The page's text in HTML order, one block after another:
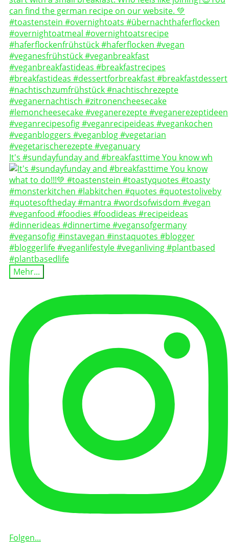
It's #sundayfunday and #breakfasttime You know wh
Mehr...
Folgen...